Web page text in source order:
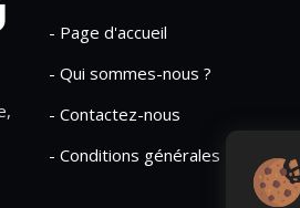
- Page d'accueil
- Qui sommes-nous ?
- Contactez-nous
- Conditions générales